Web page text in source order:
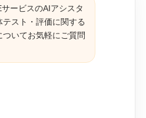
ービスのAIアシスタ
テスト・評価に関する
いてお気軽にご質問